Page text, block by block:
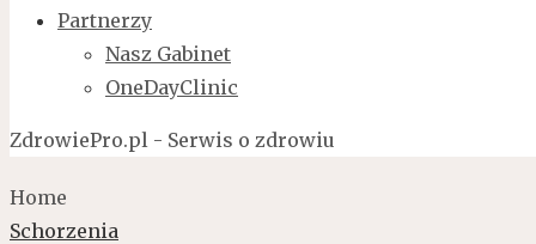
Partnerzy
Nasz Gabinet
OneDayClinic
ZdrowiePro.pl - Serwis o zdrowiu
Home
Schorzenia